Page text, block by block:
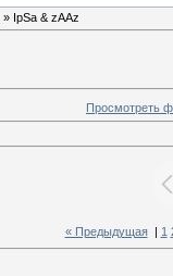
» IpSa & zAAz
Просмотреть
« Предыдущая| 1